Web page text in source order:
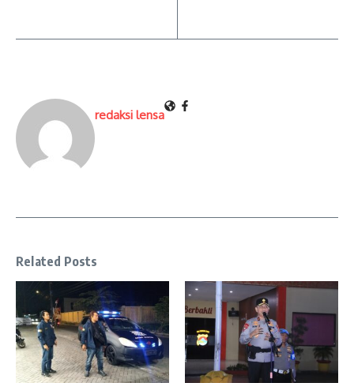
redaksi lensa
Related Posts